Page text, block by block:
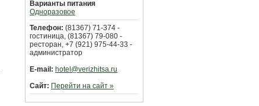
Варианты питания
Одноразовое
Телефон: (81367) 71-374 -
гостиница, (81367) 79-080 -
ресторан, +7 (921) 975-44-33 -
администратор
E-mail: hotel@verizhitsa.ru
Сайт: Перейти на сайт »